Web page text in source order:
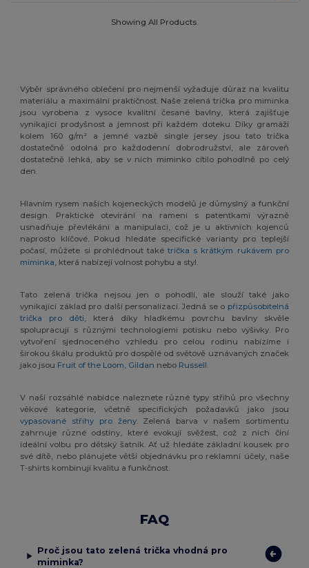
Showing All Products.
Výběr správného oblečení pro nejmenší vyžaduje důraz na kvalitu
materiálu a maximální praktičnost. Naše zelená trička pro miminka
jsou vyrobena z vysoce kvalitní česané bavlny, která zajišťuje
vynikající prodyšnost a jemnost při každém doteku. Díky gramáži
kolem 160 g/m² a jemné vazbě single jersey jsou tato trička
dostatečně odolná pro každodenní dobrodružství, ale zároveň
dostatečně lehká, aby se v nich miminko cítilo pohodlně po celý
den.
Hlavním rysem našich kojeneckých modelů je důmyslný a funkční
design. Praktické otevírání na rameni s patentkami výrazně
usnadňuje převlékání a manipulaci, což je u aktivních kojenců
naprosto klíčové. Pokud hledáte specifické varianty pro teplejší
počasí, můžete si prohlédnout takétrička s krátkým rukávem pro
miminka , která nabízejí volnost pohybu a styl.
Tato zelená trička nejsou jen o pohodlí, ale slouží také jako
vynikající základ pro další personalizaci. Jedná se o přizpůsobitelná
trička pro děti , která díky hladkému povrchu bavlny skvěle
spolupracují s různými technologiemi potisku nebo výšivky. Pro
vytvoření sjednoceného vzhledu pro celou rodinu nabízíme i
širokou škálu produktů pro dospělé od světově uznávaných značek
jako jsou Fruit of the Loom Gildan nebo Russell
V naší rozsáhlé nabídce naleznete různé typy střihů pro všechny
věkové kategorie, včetně specifických požadavků jako jsou
vypasované střihy pro ženy. Zelená barva v našem sortimentu
zahrnuje různé odstíny, které evokují svěžest, což z nich činí
ideální volbu pro dětský šatník. Ať už hledáte základní kousek pro
své dítě, nebo plánujete větší objednávku pro reklamní účely, naše
T-shirts kombinují kvalitu a funkčnost.
FAQ
Proč jsou tato zelená trička vhodná pro
miminka?